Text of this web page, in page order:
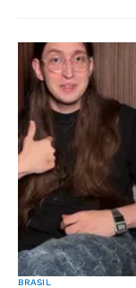
BRASIL